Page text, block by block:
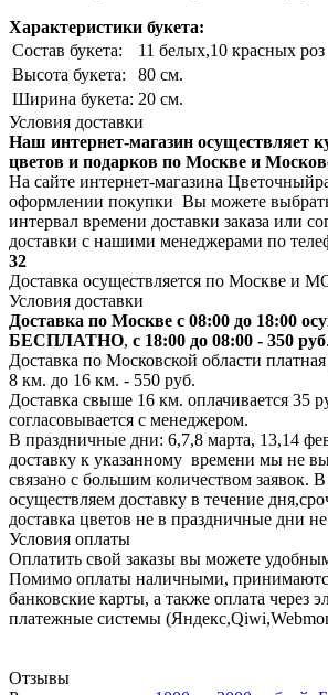
Характеристики букета:
Состав букета:
11 белых,10 красных роз
Высота букета:
80 см.
Ширина букета: 20 см.
Условия доставки
Наш интернет-магазин осуществляет
цветов и подарков по Москве и
На сайте интернет-магазина
оформлении покупки Вы можете
интервал времени доставки заказа или
доставки с нашими менеджерами по
32
Доставка осуществляется по Москве и
Условия доставки
Доставка по Москве с 08:00 до 18:00
БЕСПЛАТНО, с 18:00 до 08:00 - 350 руб.
Доставка по Московской области
8 км. до 16 км. - 550 руб.
Доставка свыше 16 км. оплачивается 35
согласовывается с менеджером.
В праздничные дни: 6,7,8 марта, 13,14
доставку к указанному времени мы не
связано с большим количеством заявок.
осуществляем доставку в течение
доставка цветов не в праздничные дни
Условия оплаты
Оплатить свой заказы вы можете
Помимо оплаты наличными,
банковские карты, а также оплата через
платежные системы
Отзывы